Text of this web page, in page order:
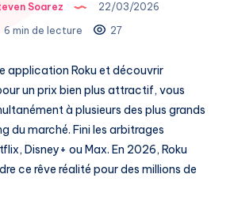
Soarez
22/03/2026
6 min de lecture
27
application Roku et découvrir
un prix bien plus attractif, vous
à plusieurs des plus grands
du marché. Fini les arbitrages
Disney+ ou Max. En 2026, Roku
ce rêve réalité pour des millions de